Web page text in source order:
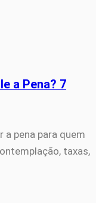
a Pena? 7
a pena para quem
taxas,